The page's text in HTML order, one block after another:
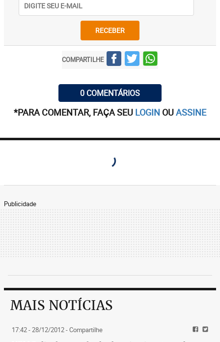
RECEBER
COMPARTILHE
0 COMENTÁRIOS
*PARA COMENTAR, FAÇA SEU LOGIN OUASSINE
Publicidade
MAIS NOTÍCIAS
17:42 - 28/12/2012- Compartilhe